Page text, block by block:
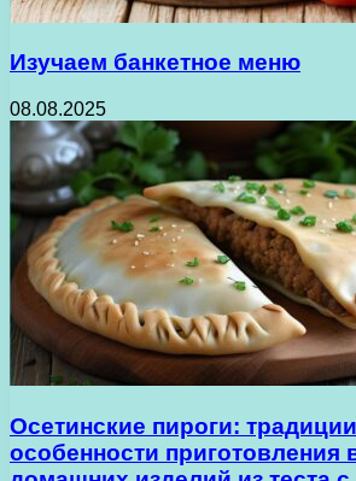
Изучаем банкетное меню
08.08.2025
Осетинские пироги:
особенности приготовления